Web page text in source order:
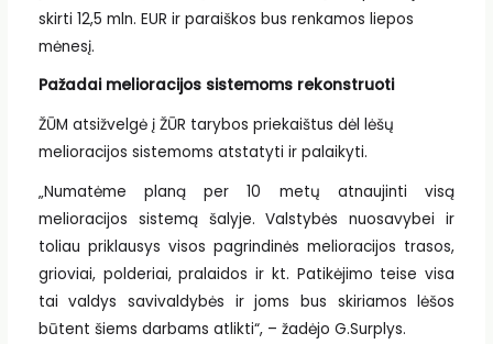
skirti 12,5 mln. EUR ir paraiškos bus renkamos liepos
mėnesį.
Pažadai melioracijos sistemoms rekonstruoti
ŽŪM atsižvelgė į ŽŪR tarybos priekaištus dėl lėšų
melioracijos sistemoms atstatyti ir palaikyti.
„Numatėme planą per 10 metų atnaujinti visą
melioracijos sistemą šalyje. Valstybės nuosavybei ir
toliau priklausys visos pagrindinės melioracijos trasos,
grioviai, polderiai, pralaidos ir kt. Patikėjimo teise visa
tai valdys savivaldybės ir joms bus skiriamos lėšos
būtent šiems darbams atlikti“, – žadėjo G.Surplys.